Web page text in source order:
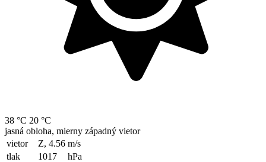
38 °C 20 °C
jasná obloha, mierny západný vietor
vietor
Z, 4.56 m/s
tlak
1017
hPa